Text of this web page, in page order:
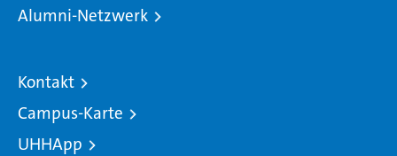
Alumni-Netzwerk
Kontakt
Campus-Karte
UHHApp